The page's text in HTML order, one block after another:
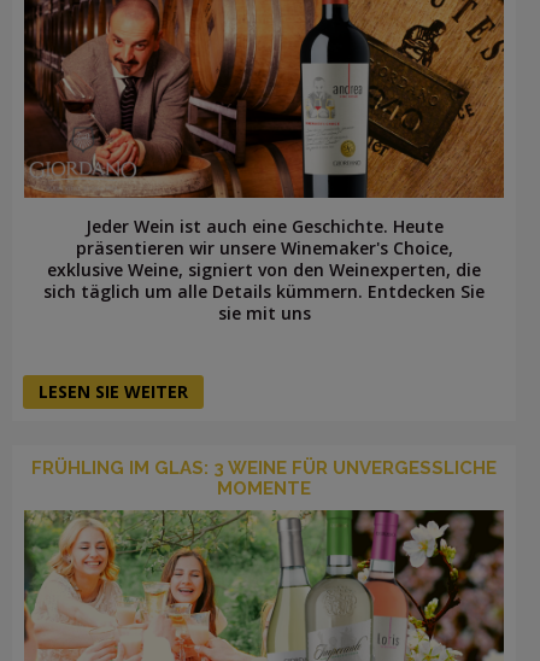
Jeder Wein ist auch eine Geschichte. Heute
präsentieren wir unsere Winemaker's Choice,
exklusive Weine, signiert von den Weinexperten, die
sich täglich um alle Details kümmern. Entdecken Sie
sie mit uns
LESEN SIE WEITER
FRÜHLING IM GLAS: 3 WEINE FÜR UNVERGESSLICHE
MOMENTE